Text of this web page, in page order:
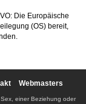
Die Europäische
(OS) bereit,
Webmasters
einer Beziehung oder